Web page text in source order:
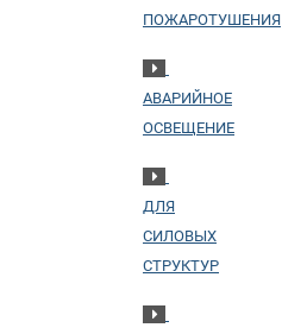
ПОЖАРОТУШЕНИЯ
АВАРИЙНОЕ
ОСВЕЩЕНИЕ
ДЛЯ
СИЛОВЫХ
СТРУКТУР